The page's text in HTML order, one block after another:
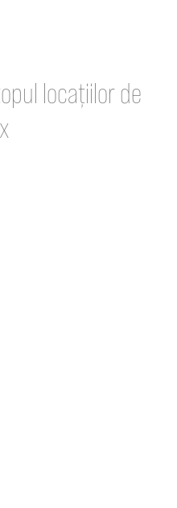
locațiilor de